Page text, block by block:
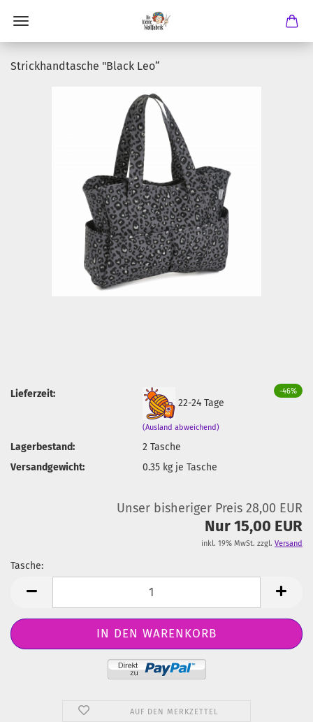
Strickhandtasche "Black Leo“
-46%
Lieferzeit:
22-24 Tage
(Ausland abweichend)
Lagerbestand: 2Tasche
Versandgewicht:
0.35 kg je Tasche
Unser bisheriger Preis 28,00 EUR
Nur 15,00 EUR
inkl. 19% MwSt. zzgl. Versand
Tasche:
AUF DEN MERKZETTEL